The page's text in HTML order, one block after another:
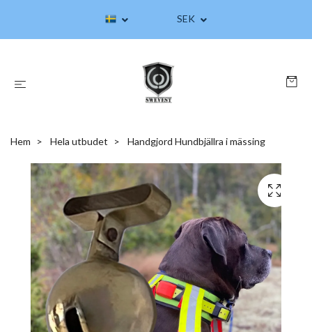
SEK
Hem Hela utbudet Handgjord Hundbjällra i mässing